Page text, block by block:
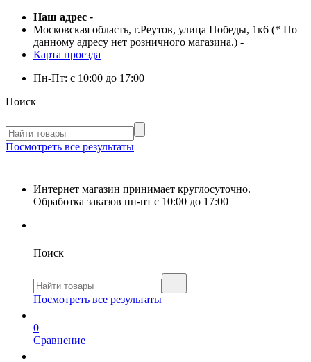
Наш адрес -
Московская область, г.Реутов, улица Победы, 1к6 (* По
данному адресу нет розничного магазина.) -
Карта проезда
Пн-Пт: с 10:00 до 17:00
Поиск
Посмотреть все результаты
Интернет магазин принимает круглосуточно.
Обработка заказов пн-пт с 10:00 до 17:00
Поиск
Посмотреть все результаты
0
Сравнение